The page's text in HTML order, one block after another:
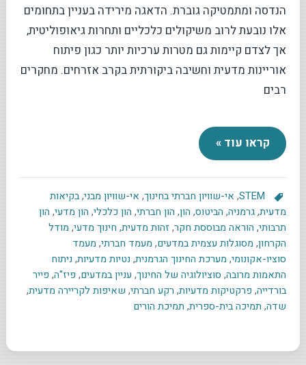
הנדסה ומתמטיקה גוברת. הדאגה מירידה בעניין בתחומים
אלו נובעת לרוב משיקולים כלכליים ותחרות גיאופוליטית,
אך לצדם קיימות גם מטרות ערכיות יותר כגון פיתוח
אוריינות מדעית וחשיבה ביקורתית בקרב אזרחים. מחקרים
רבים
קראו עוד »
STEM
, אי-שוויון חברתי בחינוך, אי-שוויון מבני,בקיאות
מדעית,גרמניה, הביטוס, הון, הון חברתי, הון כלכלי, הון מדעי, הון
תרבותי, הוראה מבוססת חקר, זהות מדעית, חינוך מדעי, מודל
הקרחון, מסוגלות עצמית במדעים, מעמד חברתי, מעמד
סוציו-אקונומי, מערכת החינוך הגרמנית, נטיות מדעיות, ניתוח
התאמות מרובה, סוציולוגיה של החינוך, עניין במדעים, פיז"ה, פייר
בורדייה, פרקטיקות מדעיות, רקע חברתי, שאיפות לקריירה מדעית,
שדה, תמיכה בית-ספרית, תמיכת הורים